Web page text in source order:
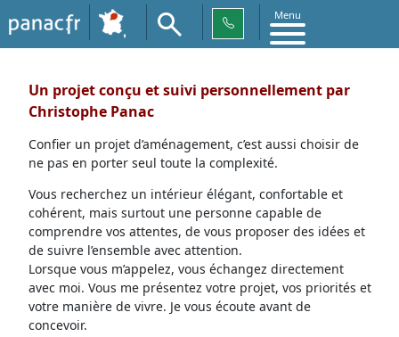
Menu
Un projet conçu et suivi personnellement par
Christophe Panac
Confier un projet d’aménagement, c’est aussi choisir de
ne pas en porter seul toute la complexité.
Vous recherchez un intérieur élégant, confortable et
cohérent, mais surtout une personne capable de
comprendre vos attentes, de vous proposer des idées et
de suivre l’ensemble avec attention.
Lorsque vous m’appelez, vous échangez directement
avec moi. Vous me présentez votre projet, vos priorités et
votre manière de vivre. Je vous écoute avant de
concevoir.